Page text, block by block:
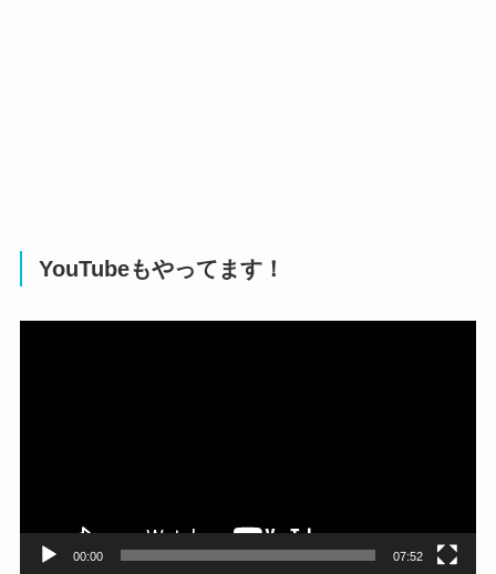
YouTubeもやってます！
00:00 07:52